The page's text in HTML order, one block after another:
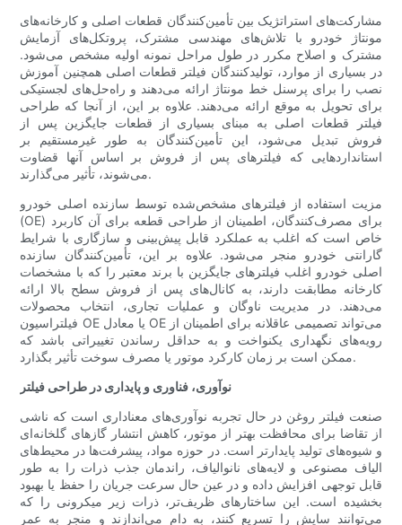
مشارکت‌های استراتژیک بین تأمین‌کنندگان قطعات اصلی و کارخانه‌های
مونتاژ خودرو با تلاش‌های مهندسی مشترک، پروتکل‌های آزمایش
مشترک و اصلاح مکرر در طول مراحل نمونه اولیه مشخص می‌شود.
در بسیاری از موارد، تولیدکنندگان فیلتر قطعات اصلی همچنین آموزش
نصب را برای پرسنل خط مونتاژ ارائه می‌دهند و راه‌حل‌های لجستیکی
برای تحویل به موقع ارائه می‌دهند. علاوه بر این، از آنجا که طراحی
فیلتر قطعات اصلی به مبنای بسیاری از قطعات جایگزین پس از
فروش تبدیل می‌شود، این تأمین‌کنندگان به طور غیرمستقیم بر
استانداردهایی که فیلترهای پس از فروش بر اساس آنها قضاوت
می‌شوند، تأثیر می‌گذارند.
مزیت استفاده از فیلترهای مشخص‌شده توسط سازنده اصلی خودرو
(OE) برای مصرف‌کنندگان، اطمینان از طراحی قطعه برای آن کاربرد
خاص است که اغلب به عملکرد قابل پیش‌بینی و سازگاری با شرایط
گارانتی خودرو منجر می‌شود. علاوه بر این، تأمین‌کنندگان سازنده
اصلی خودرو اغلب فیلترهای جایگزین با برند معتبر را که با مشخصات
کارخانه مطابقت دارند، به کانال‌های پس از فروش سطح بالا ارائه
می‌دهند. در مدیریت ناوگان و عملیات تجاری، انتخاب محصولات
فیلتراسیون OE یا معادل OE می‌تواند تصمیمی عاقلانه برای اطمینان از
رویه‌های نگهداری یکنواخت و به حداقل رساندن تغییراتی باشد که
ممکن است بر زمان کارکرد موتور یا مصرف سوخت تأثیر بگذارد.
نوآوری، فناوری و پایداری در طراحی فیلتر
صنعت فیلتر روغن در حال تجربه نوآوری‌های معناداری است که ناشی
از تقاضا برای محافظت بهتر از موتور، کاهش انتشار گازهای گلخانه‌ای
و شیوه‌های تولید پایدارتر است. در حوزه مواد، پیشرفت‌ها در محیط‌های
الیاف مصنوعی و لایه‌های نانوالیاف، راندمان جذب ذرات را به طور
قابل توجهی افزایش داده و در عین حال سرعت جریان را حفظ یا بهبود
بخشیده است. این ساختارهای ظریف‌تر، ذرات زیر میکرونی را که
می‌توانند سایش را تسریع کنند، به دام می‌اندازند و منجر به عمر